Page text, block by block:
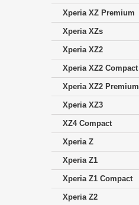
Xperia XZ Premium
Xperia XZs
Xperia XZ2
Xperia XZ2 Compact
Xperia XZ2 Premium
Xperia XZ3
XZ4 Compact
Xperia Z
Xperia Z1
Xperia Z1 Compact
Xperia Z2